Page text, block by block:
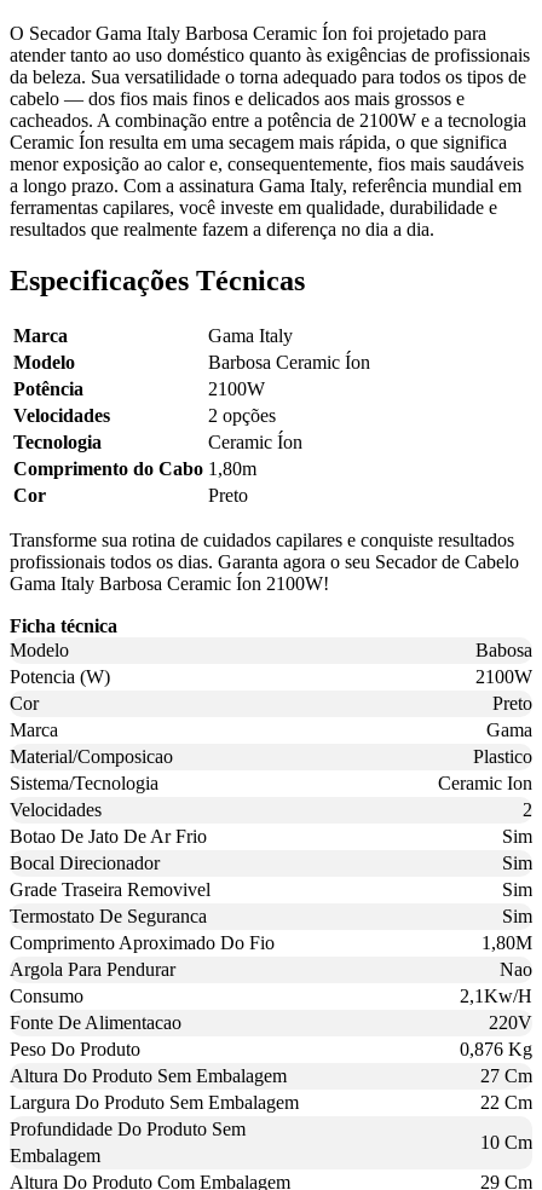
O Secador Gama Italy Barbosa Ceramic Íon foi projetado para
atender tanto ao uso doméstico quanto às exigências de profissionais
da beleza. Sua versatilidade o torna adequado para todos os tipos de
cabelo — dos fios mais finos e delicados aos mais grossos e
cacheados. A combinação entre a potência de 2100W e a tecnologia
Ceramic Íon resulta em uma secagem mais rápida, o que significa
menor exposição ao calor e, consequentemente, fios mais saudáveis
a longo prazo. Com a assinatura Gama Italy, referência mundial em
ferramentas capilares, você investe em qualidade, durabilidade e
resultados que realmente fazem a diferença no dia a dia.
Especificações Técnicas
Marca
Gama Italy
Modelo
Barbosa Ceramic Íon
Potência
2100W
Velocidades
2 opções
Tecnologia
Ceramic Íon
Comprimento do Cabo 1,80m
Cor
Preto
Transforme sua rotina de cuidados capilares e conquiste resultados
profissionais todos os dias. Garanta agora o seu Secador de Cabelo
Gama Italy Barbosa Ceramic Íon 2100W!
Ficha técnica
Modelo
Babosa
Potencia (W)
2100W
Cor
Preto
Marca
Gama
Material/Composicao
Plastico
Sistema/Tecnologia
Ceramic Ion
Velocidades
2
Botao De Jato De Ar Frio
Sim
Bocal Direcionador
Sim
Grade Traseira Removivel
Sim
Termostato De Seguranca
Sim
Comprimento Aproximado Do Fio
1,80M
Argola Para Pendurar
Nao
Consumo
2,1Kw/H
Fonte De Alimentacao
220V
Peso Do Produto
0,876 Kg
Altura Do Produto Sem Embalagem
27 Cm
Largura Do Produto Sem Embalagem
22 Cm
Profundidade Do Produto Sem
Embalagem
10 Cm
Altura Do Produto Com Embalagem
29 Cm